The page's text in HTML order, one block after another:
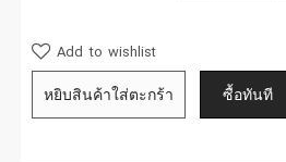
Add to wishlist